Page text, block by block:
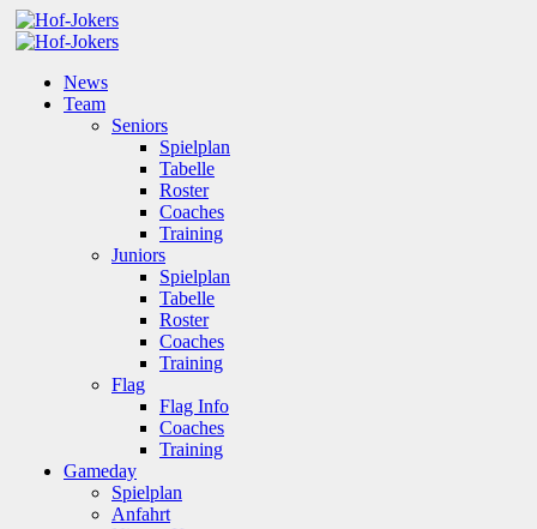
News
Team
Seniors
Spielplan
Tabelle
Roster
Coaches
Training
Juniors
Spielplan
Tabelle
Roster
Coaches
Training
Flag
Flag Info
Coaches
Training
Gameday
Spielplan
Anfahrt